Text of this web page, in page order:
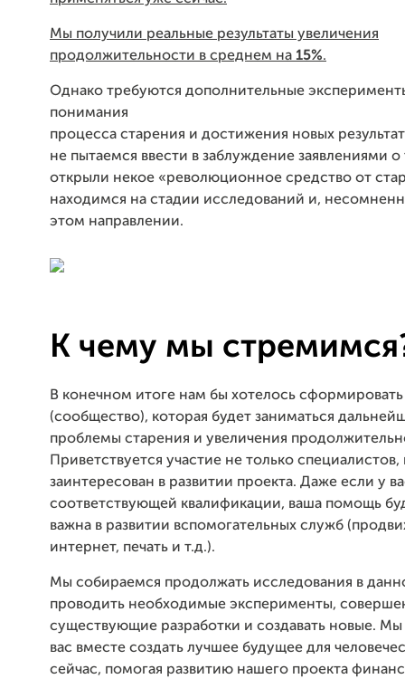
Мы получили реальные результаты увеличения
продолжительности в среднем на 15%.
Однако требуются дополнительные
понимания
процесса старения и достижения новых
не пытаемся ввести в заблуждение заявлениями о
открыли некое «революционное средство от
находимся на стадии исследований и,
этом направлении.
К чему мы
В конечном итоге нам бы хотелось
(сообщество), которая будет заниматься
проблемы старения и увеличения
Приветствуется участие не только специалистов,
заинтересован в развитии проекта. Даже если у
соответствующей квалификации, ваша помощь
важна в развитии вспомогательных служб
интернет, печать и т.д.).
Мы собираемся продолжать исследования в
проводить необходимые эксперименты,
существующие разработки и создавать новые.
вас вместе создать лучшее будущее для
сейчас, помогая развитию нашего проекта